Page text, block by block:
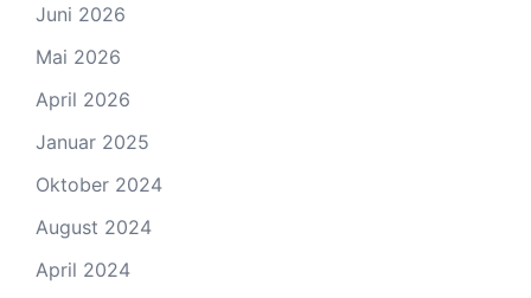
Juni 2026
Mai 2026
April 2026
Januar 2025
Oktober 2024
August 2024
April 2024